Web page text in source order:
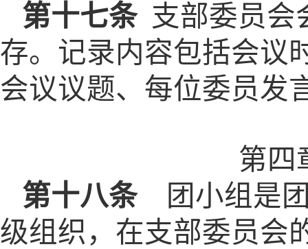
第十七条 支部委员会
存。记录内容包括会议
会议议题、每位委员发
第四
第十八条团小组是团
级组织，在支部委员会